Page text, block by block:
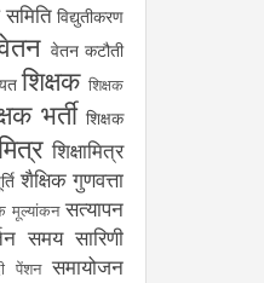
समिति विद्युतीकरण
वेतन कटौती
शिक्षक शिक्षक
भर्ती शिक्षक
शिक्षामित्र
शैक्षिक गुणवत्ता
मूल्यांकन सत्यापन
समय सारिणी
पेंशन समायोजन